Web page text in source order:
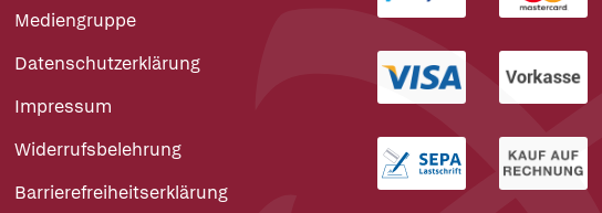
Mediengruppe
Datenschutzerklärung
Impressum
Widerrufsbelehrung
Barrierefreiheitserklärung